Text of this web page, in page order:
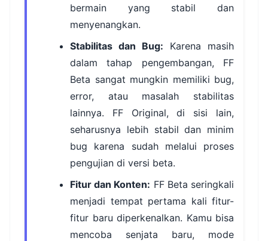
bermain yang stabil dan
menyenangkan.
Stabilitas dan Bug: Karena masih
dalam tahap pengembangan, FF
Beta sangat mungkin memiliki bug,
error, atau masalah stabilitas
lainnya. FF Original, di sisi lain,
seharusnya lebih stabil dan minim
bug karena sudah melalui proses
pengujian di versi beta.
Fitur dan Konten: FF Beta seringkali
menjadi tempat pertama kali fitur-
fitur baru diperkenalkan. Kamu bisa
mencoba senjata baru, mode